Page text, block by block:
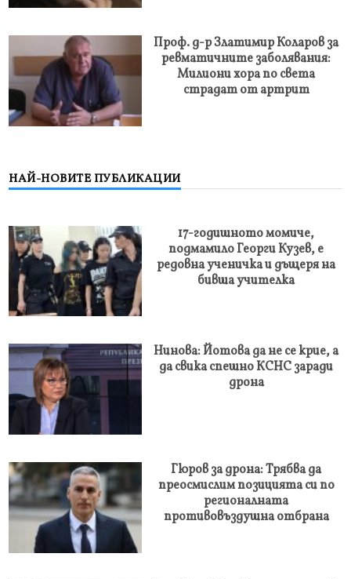
Проф. д-р Златимир Коларов за
ревматичните заболявания:
Милиони хора по света
страдат от артрит
НАЙ-НОВИТЕ ПУБЛИКАЦИИ
17-годишното момиче,
подмамило Георги Кузев, е
редовна ученичка и дъщеря на
бивша учителка
Нинова: Йотова да не се крие, а
да свика спешно КСНС заради
дрона
Гюров за дрона: Трябва да
преосмислим позицията си по
регионалната
противовъздушна отбрана